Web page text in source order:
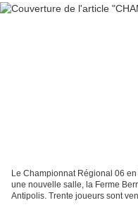
Le Championnat Régional 06
une nouvelle salle, la Ferme
Antipolis. Trente joueurs sont